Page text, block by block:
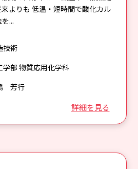
よりも 低温・短時間で酸化カル
...
詳細を見る
技術
学部 物質応用化学科
芳行